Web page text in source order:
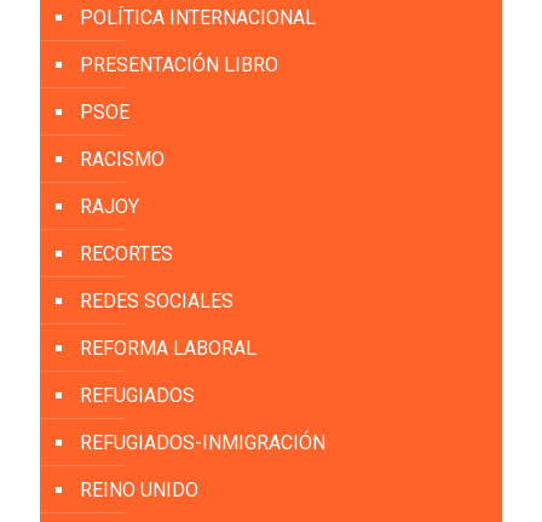
POLÍTICA INTERNACIONAL
PRESENTACIÓN LIBRO
PSOE
RACISMO
RAJOY
RECORTES
REDES SOCIALES
REFORMA LABORAL
REFUGIADOS
REFUGIADOS-INMIGRACIÓN
REINO UNIDO